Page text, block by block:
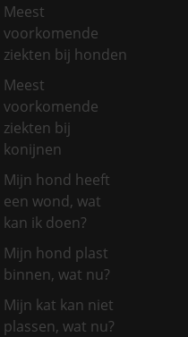
Meest
voorkomende
ziekten bij honden
Meest
voorkomende
ziekten bij
konijnen
Mijn hond heeft
een wond, wat
kan ik doen?
Mijn hond plast
binnen, wat nu?
Mijn kat kan niet
plassen, wat nu?